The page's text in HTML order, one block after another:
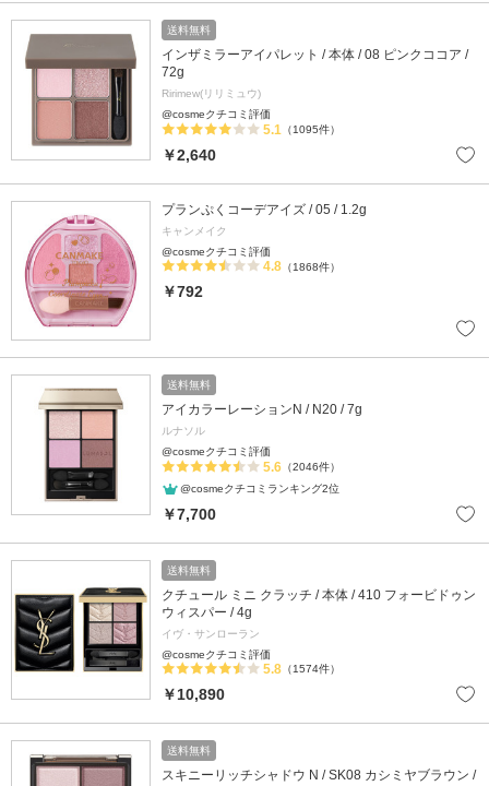
送料無料
インザミラーアイパレット / 本体 / 08 ピンクココア /
72g
Ririmew(リリミュウ)
@cosmeクチコミ評価
5.1 （1095件）
￥2,640
プランぷくコーデアイズ / 05 / 1.2g
キャンメイク
@cosmeクチコミ評価
4.8 （1868件）
￥792
送料無料
アイカラーレーションN / N20 / 7g
ルナソル
@cosmeクチコミ評価
5.6 （2046件）
@cosmeクチコミランキング2位
￥7,700
送料無料
クチュール ミニ クラッチ / 本体 / 410 フォービドゥン
ウィスパー / 4g
イヴ・サンローラン
@cosmeクチコミ評価
5.8 （1574件）
￥10,890
送料無料
スキニーリッチシャドウ N / SK08 カシミヤブラウン /